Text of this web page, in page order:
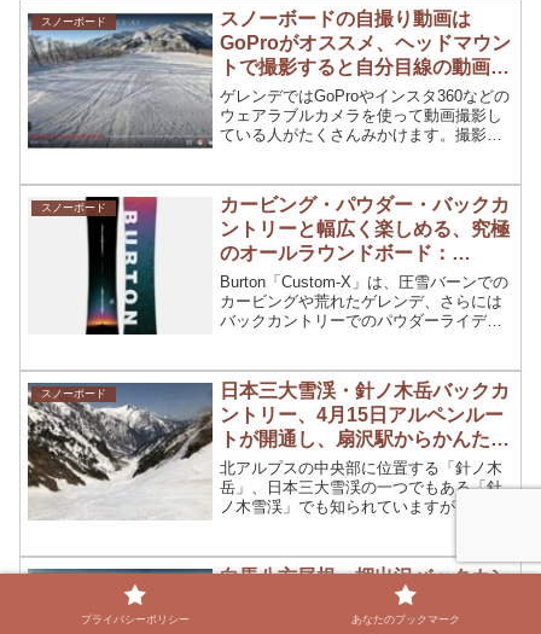
実際に売れた商品と金額の一部をご紹介
します。
スノーボード
スノーボードの自撮り動画は
GoProがオススメ、ヘッドマウン
トで撮影すると自分目線の動画で
臨場感UP！
ゲレンデではGoProやインスタ360などの
ウェアラブルカメラを使って動画撮影し
ている人がたくさんみかけます。撮影方
撮る「自分目線の映像」の二種類に分か
れると思います。今回は「自分目線の映
像」についてご紹介したいと思います。
スノーボード
カービング・パウダー・バックカ
ントリーと幅広く楽しめる、究極
のオールラウンドボード：
Burton「 Custom-X」
Burton「Custom-X」は、圧雪バーンでの
カービングや荒れたゲレンデ、さらには
バックカントリーでのパウダーライディ
T6からCustom、Custom-Xと板を変えな
がら約20年、今もCustom-Xに乗り続けて
いる筆者がCustom-Xの魅力についてご紹
介します。
スノーボード
日本三大雪渓・針ノ木岳バックカ
ントリー、4月15日アルペンルー
トが開通し、扇沢駅からかんたん
アクセス
北アルプスの中央部に位置する「針ノ木
岳」、日本三大雪渓の一つでもある「針
ノ木雪渓」でも知られていますが、4月15
す。
白馬八方尾根・押出沢バックカン
トリー、滑走ルートは「山スキー
ルート212」で事前確認が重要
プライバシーポリシー あなたのブックマーク